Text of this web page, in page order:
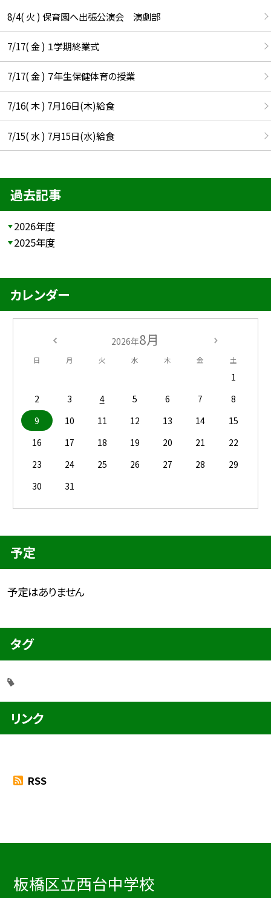
8/4( 火 ) 保育園へ出張公演会 演劇部
7/17( 金 ) １学期終業式
7/17( 金 ) ７年生保健体育の授業
7/16( 木 ) 7月16日(木)給食
7/15( 水 ) 7月15日(水)給食
過去記事
2026年度
2025年度
カレンダー
2026年8月
日 月 火 水 木 金 土
1
2
3 4 5 6 7
8
9
10 11 12 13 14
15
16
17 18 19 20 21
22
23
24 25 26 27 28
29
30
31
予定
予定はありません
タグ
リンク
RSS
板橋区立西台中学校